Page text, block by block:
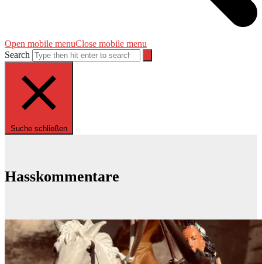
Open mobile menuClose mobile menu
Search
Suche schließen
Hasskommentare